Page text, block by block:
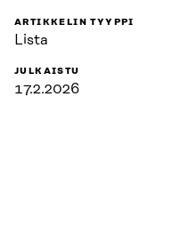
ARTIKKELIN TYYPPI
Lista
JULKAISTU
17.2.2026